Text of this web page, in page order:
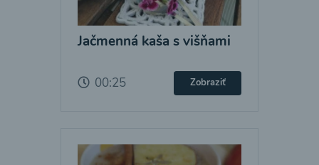
Jačmenná kaša s višňami
00:25 Zobraziť